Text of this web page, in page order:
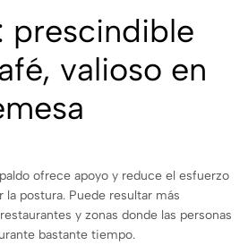
prescindible
valioso en
ofrece apoyo y reduce el esfuerzo
la postura. Puede resultar más
y zonas donde las personas
bastante tiempo.